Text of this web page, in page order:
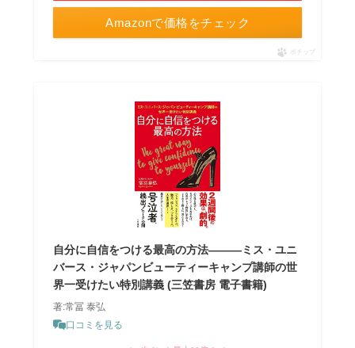
Amazonで価格をチェック
ポチップ
自分に自信をつける最高の方法―――ミス・ユニ
バース・ジャパンビューティーキャンプ講師の世
界一受けたい特別講義 (三笠書房 電子書籍)
著:常冨 泰弘
口コミを見る